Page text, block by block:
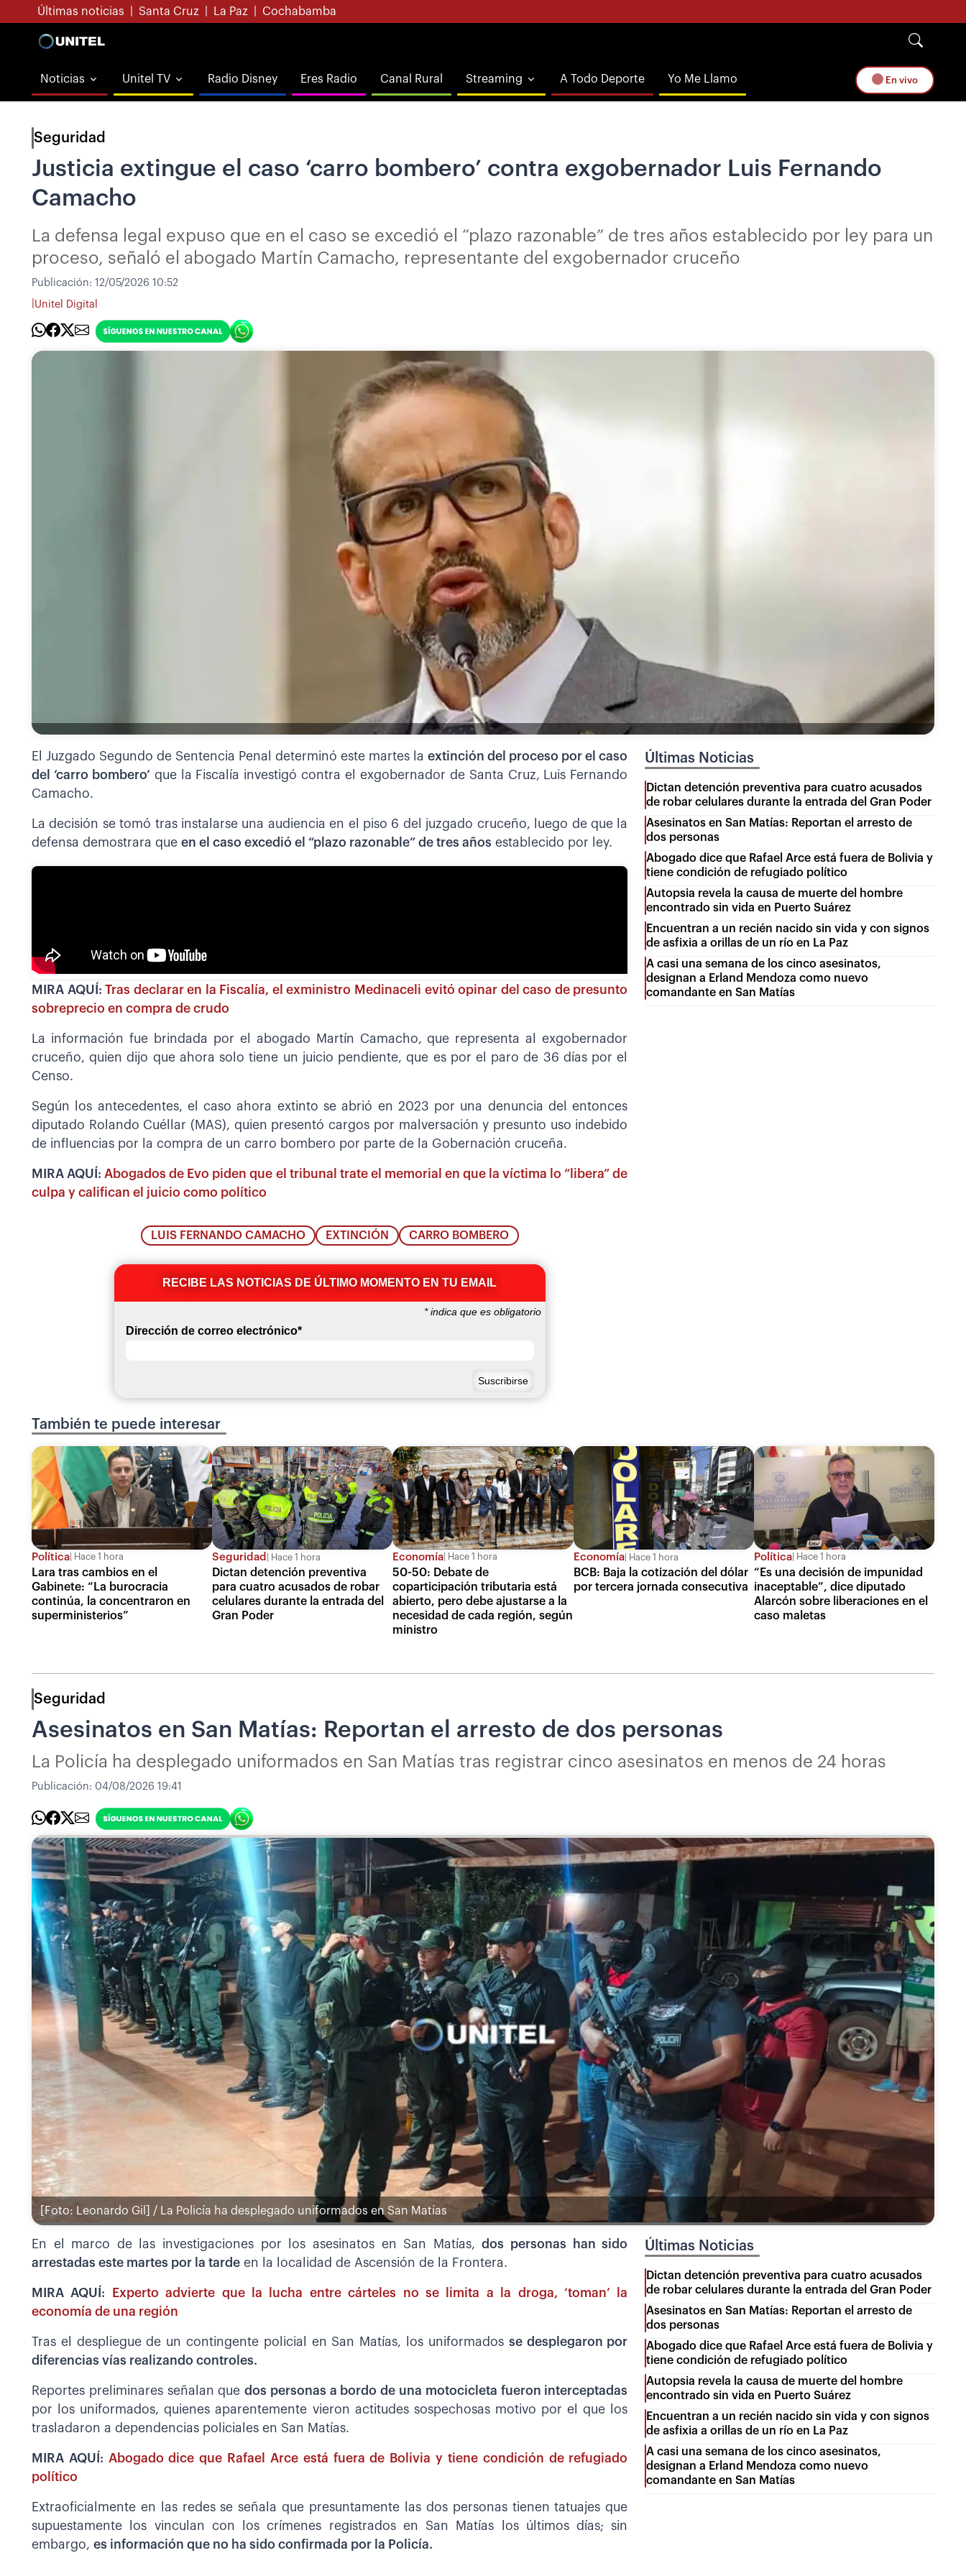
Últimas noticias Santa Cruz La Paz Cochabamba
Noticias Unitel TV Radio Disney Eres Radio Canal Rural Streaming A Todo Deporte Yo Me Llamo En vivo
Seguridad
Justicia extingue el caso ‘carro bombero’ contra exgobernador Luis Fernando
Camacho
La defensa legal expuso que en el caso se excedió el “plazo razonable” de tres años establecido por ley para un
proceso, señaló el abogado Martín Camacho, representante del exgobernador cruceño
Publicación: 12/05/2026 10:52
Unitel Digital
El Juzgado Segundo de Sentencia Penal determinó este martes laextinción del proceso por el caso
del ‘carro bombero’ que la Fiscalía investigó contra el exgobernador de Santa Cruz, Luis Fernando
Camacho.
La decisión se tomó tras instalarse una audiencia en el piso 6 del juzgado cruceño, luego de que la
defensa demostrara que en el caso excedió el “plazo razonable” de tres años establecido por ley.
MIRA AQUÍ:Tras declarar en la Fiscalía, el exministro Medinaceli evitó opinar del caso de presunto
sobreprecio en compra de crudo
La información fue brindada por el abogado Martín Camacho, que representa al exgobernador
cruceño, quien dijo que ahora solo tiene un juicio pendiente, que es por el paro de 36 días por el
Censo.
Según los antecedentes, el caso ahora extinto se abrió en 2023 por una denuncia del entonces
diputado Rolando Cuéllar (MAS), quien presentó cargos por malversación y presunto uso indebido
de influencias por la compra de un carro bombero por parte de la Gobernación cruceña.
MIRA AQUÍ: Abogados de Evo piden que el tribunal trate el memorial en que la víctima lo “libera” de
culpa y califican el juicio como político
LUIS FERNANDO CAMACHO EXTINCIÓN CARRO BOMBERO
RECIBE LAS NOTICIAS DE ÚLTIMO MOMENTO EN TU EMAIL
*indica que es obligatorio
Dirección de correo electrónico*
Últimas Noticias
Dictan detención preventiva para cuatro acusados
de robar celulares durante la entrada del Gran Poder
Asesinatos en San Matías: Reportan el arresto de
dos personas
Abogado dice que Rafael Arce está fuera de Bolivia y
tiene condición de refugiado político
Autopsia revela la causa de muerte del hombre
encontrado sin vida en Puerto Suárez
Encuentran a un recién nacido sin vida y con signos
de asfixia a orillas de un río en La Paz
A casi una semana de los cinco asesinatos,
designan a Erland Mendoza como nuevo
comandante en San Matías
También te puede interesar
Política Hace 1 hora
Lara tras cambios en el
Gabinete: “La burocracia
continúa, la concentraron en
superministerios”
Seguridad Hace 1 hora
Dictan detención preventiva
para cuatro acusados de robar
celulares durante la entrada del
Gran Poder
Economía Hace 1 hora
50-50: Debate de
coparticipación tributaria está
abierto, pero debe ajustarse a la
necesidad de cada región, según
ministro
Economía Hace 1 hora
BCB: Baja la cotización del dólar
por tercera jornada consecutiva
Política Hace 1 hora
“Es una decisión de impunidad
inaceptable”, dice diputado
Alarcón sobre liberaciones en el
caso maletas
Seguridad
Asesinatos en San Matías: Reportan el arresto de dos personas
La Policía ha desplegado uniformados en San Matías tras registrar cinco asesinatos en menos de 24 horas
Publicación: 04/08/2026 19:41
[Foto: Leonardo Gil] / La Policía ha desplegado uniformados en San Matías
En el marco de las investigaciones por los asesinatos en San Matías,dos personas han sido
arrestadas este martes por la tarde en la localidad de Ascensión de la Frontera.
MIRA AQUÍ:
Experto advierte que la lucha entre cárteles no se limita a la droga, ‘toman’ la
economía de una región
Tras el despliegue de un contingente policial en San Matías, los uniformados se desplegaron por
diferencias vías realizando controles.
Reportes preliminares señalan quedos personas a bordo de una motocicleta fueron interceptadas
por los uniformados, quienes aparentemente vieron actitudes sospechosas motivo por el que los
trasladaron a dependencias policiales en San Matías.
MIRA AQUÍ: Abogado dice que Rafael Arce está fuera de Bolivia y tiene condición de refugiado
político
Extraoficialmente en las redes se señala que presuntamente las dos personas tienen tatuajes que
supuestamente los vinculan con los crímenes registrados en San Matías los últimos días; sin
embargo, es información que no ha sido confirmada por la Policía.
Últimas Noticias
Dictan detención preventiva para cuatro acusados
de robar celulares durante la entrada del Gran Poder
Asesinatos en San Matías: Reportan el arresto de
dos personas
Abogado dice que Rafael Arce está fuera de Bolivia y
tiene condición de refugiado político
Autopsia revela la causa de muerte del hombre
encontrado sin vida en Puerto Suárez
Encuentran a un recién nacido sin vida y con signos
de asfixia a orillas de un río en La Paz
A casi una semana de los cinco asesinatos,
designan a Erland Mendoza como nuevo
comandante en San Matías